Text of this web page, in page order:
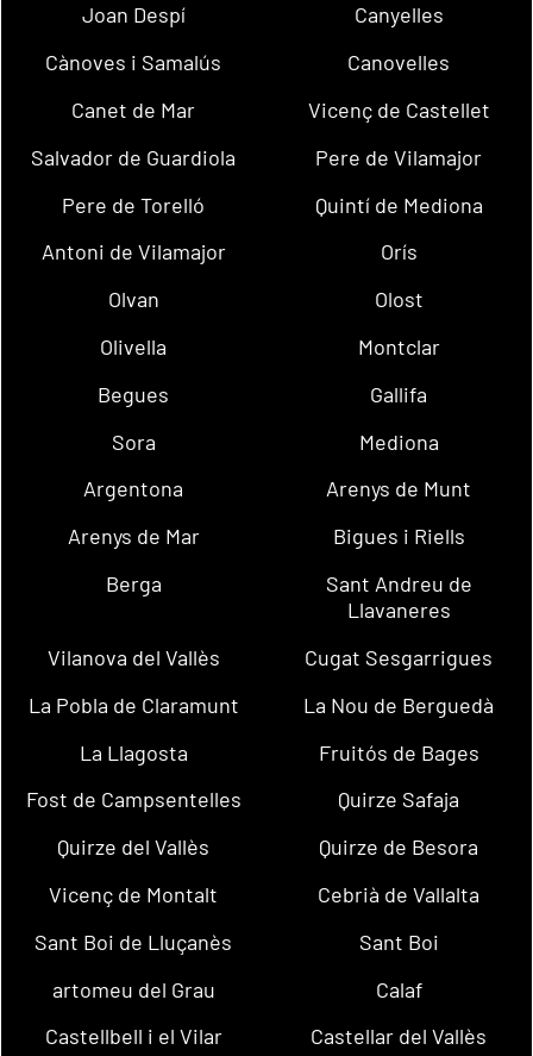
Joan Despí
Canyelles
Cànoves i Samalús
Canovelles
Canet de Mar
Vicenç de Castellet
Salvador de Guardiola
Pere de Vilamajor
Pere de Torelló
Quintí de Mediona
Antoni de Vilamajor
Orís
Olvan
Olost
Olivella
Montclar
Begues
Gallifa
Sora
Mediona
Argentona
Arenys de Munt
Arenys de Mar
Bigues i Riells
Berga
Sant Andreu de
Llavaneres
Vilanova del Vallès
Cugat Sesgarrigues
La Pobla de Claramunt
La Nou de Berguedà
La Llagosta
Fruitós de Bages
Fost de Campsentelles
Quirze Safaja
Quirze del Vallès
Quirze de Besora
Vicenç de Montalt
Cebrià de Vallalta
Sant Boi de Lluçanès
Sant Boi
artomeu del Grau
Calaf
Castellbell i el Vilar
Castellar del Vallès